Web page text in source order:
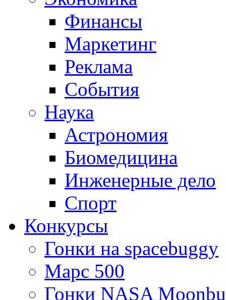
Финансы
Маркетинг
Реклама
События
Наука
Астрономия
Биомедицина
Инженерные дело
Спорт
Конкурсы
Гонки на spacebuggy
Марс 500
Гонки NASA